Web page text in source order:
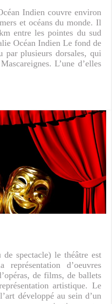
Indien couvre environ
et océans du monde. Il
entre les pointes du sud
Océan Indien Le fond de
par plusieurs dorsales, qui
L’une d’elles
spectacle) le théâtre est
d’oeuvres
de films, de ballets
artistique. Le
développé au sein d’un